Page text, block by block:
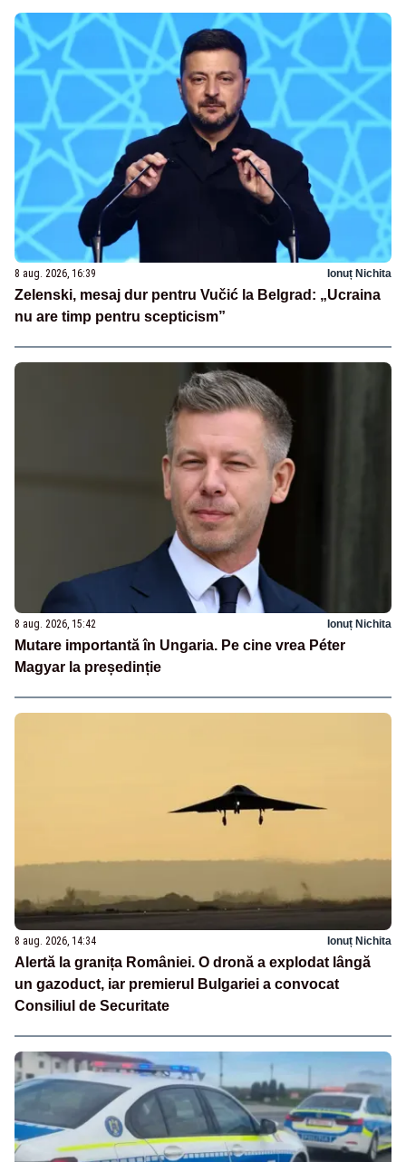
8 aug. 2026, 16:39 Ionuț Nichita
Zelenski, mesaj dur pentru Vučić la Belgrad: „Ucraina
nu are timp pentru scepticism”
8 aug. 2026, 15:42 Ionuț Nichita
Mutare importantă în Ungaria. Pe cine vrea Péter
Magyar la președinție
8 aug. 2026, 14:34 Ionuț Nichita
Alertă la granița României. O dronă a explodat lângă
un gazoduct, iar premierul Bulgariei a convocat
Consiliul de Securitate